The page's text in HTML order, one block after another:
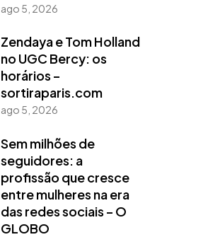
ago 5, 2026
Zendaya e Tom Holland
no UGC Bercy: os
horários –
sortiraparis.com
ago 5, 2026
Sem milhões de
seguidores: a
profissão que cresce
entre mulheres na era
das redes sociais – O
GLOBO